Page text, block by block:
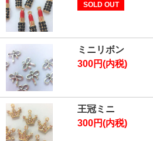
SOLD OUT
ミニリボン
300円(内税)
王冠ミニ
300円(内税)